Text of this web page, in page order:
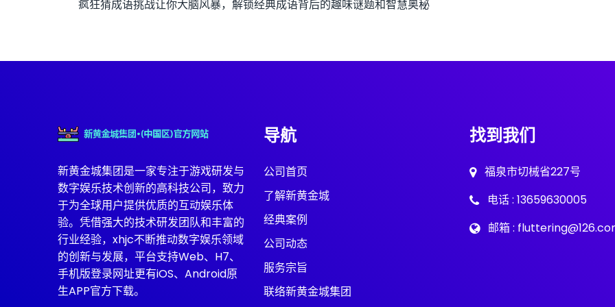
疯狂猜成语挑战让你大脑风暴，解锁经典成语背后的趣味谜题和智慧奥秘
新黄金城集团是一家专注于游戏研发与
数字娱乐技术创新的高科技公司，致力
于为全球用户提供优质的互动娱乐体
验。凭借强大的技术研发团队和丰富的
行业经验，xhjc不断推动数字娱乐领域
的创新与发展，平台支持Web、H7、
手机版登录网址更有iOS、Android原
生APP官方下载。
导航
公司首页
了解新黄金城
经典案例
公司动态
服务宗旨
联络新黄金城集团
找到我们
福泉市切械省227号
电话 : 13659630005
邮箱 :